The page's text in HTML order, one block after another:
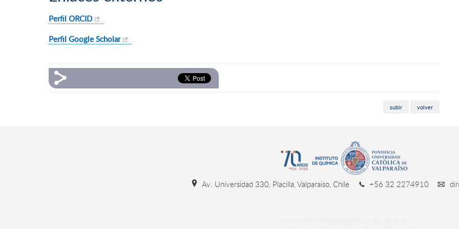
Perfil ORCID
Perfil Google Scholar
subir volver
Av. Universidad 330, Placilla, Valparaiso, Chile +56 32 2274910